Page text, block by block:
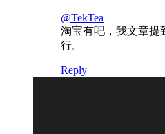
@TekTea
淘宝有吧，我文章提
行。
Reply